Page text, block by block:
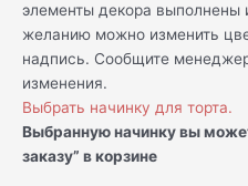
элементы декора выполнены
желанию можно изменить
надпись. Сообщите
изменения.
Выбрать начинку для торта.
Выбранную начинку вы
заказу” в корзине